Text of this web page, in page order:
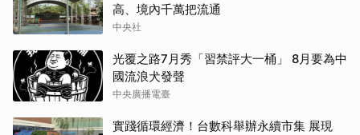
高、境內千萬把流通
中央社
光覆之路7月秀「習禁評大一桶」 8月要為中
國流浪犬發聲
中央廣播電臺
實踐循環經濟！台數科舉辦永續市集 展現